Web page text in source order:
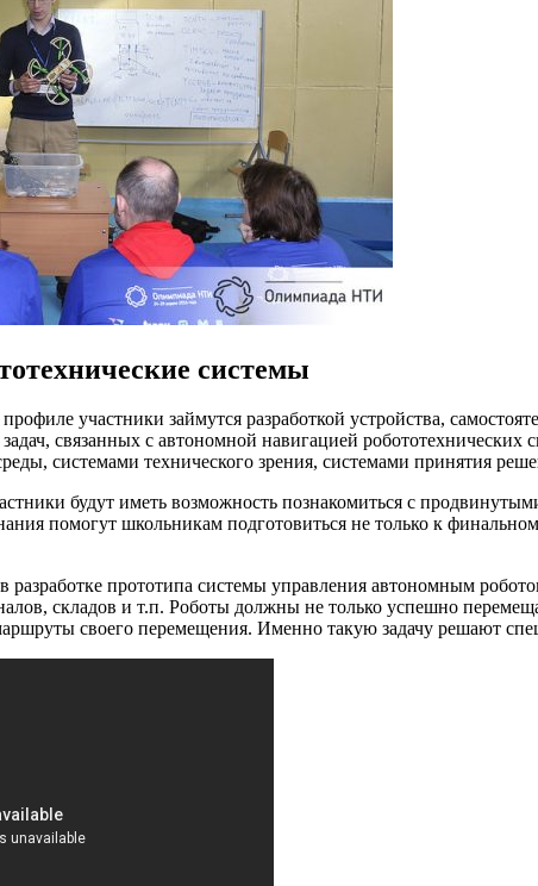
системы
участники займутся разработкой устройства,
связанных с автономной навигацией
системами технического зрения, системами принятия
будут иметь возможность познакомиться с
помогут школьникам подготовиться не только к
в разработке прототипа системы управления автономным
складов и т.п. Роботы должны не только успешно
своего перемещения. Именно такую задачу решают